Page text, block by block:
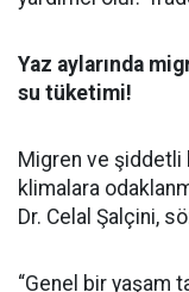
Yaz aylarında
su tüketimi!
Migren ve şiddetli
klimalara
Dr. Celal Şalçini,
“Genel bir yaşam